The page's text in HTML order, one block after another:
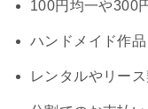
100円均一や300
ハンドメイド作品
レンタルやリー